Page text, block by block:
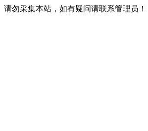
请勿采集本站，如有疑问请联系管理员！